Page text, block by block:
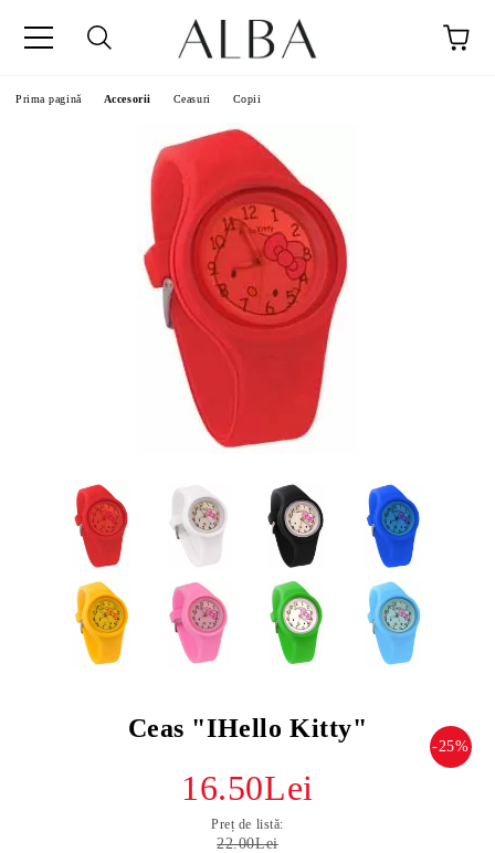
Prima pagină Accesorii Ceasuri Copii
Ceas "IHello Kitty"
-25%
16.50Lei
Preț de listă:
22.00Lei